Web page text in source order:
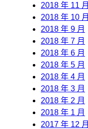
2018 年 11 月
2018 年 10 月
2018 年 9 月
2018 年 7 月
2018 年 6 月
2018 年 5 月
2018 年 4 月
2018 年 3 月
2018 年 2 月
2018 年 1 月
2017 年 12 月